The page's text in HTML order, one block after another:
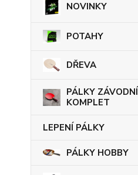
NOVINKY
POTAHY
DŘEVA
PÁLKY
KOMPLET
LEPENÍ PÁLKY
PÁLKY HOBBY